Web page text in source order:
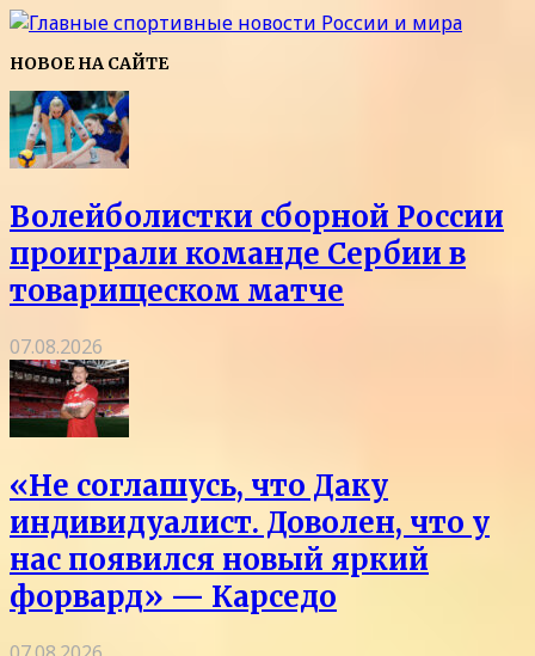
НОВОЕ НА САЙТЕ
Волейболистки сборной России
проиграли команде Сербии в
товарищеском матче
07.08.2026
«Не соглашусь, что Даку
индивидуалист. Доволен, что у
нас появился новый яркий
форвард» — Карседо